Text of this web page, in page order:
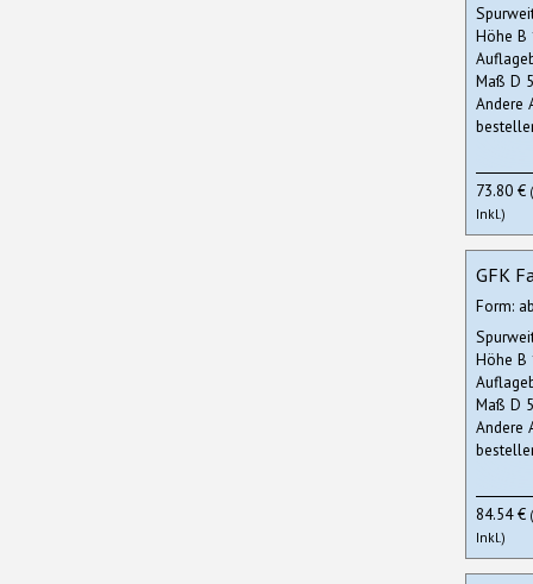
Höhe B
Maß D
Andere
73.80 €
Inkl.)
GFK
Form:
Höhe B
Maß D
Andere
84.54 €
Inkl.)